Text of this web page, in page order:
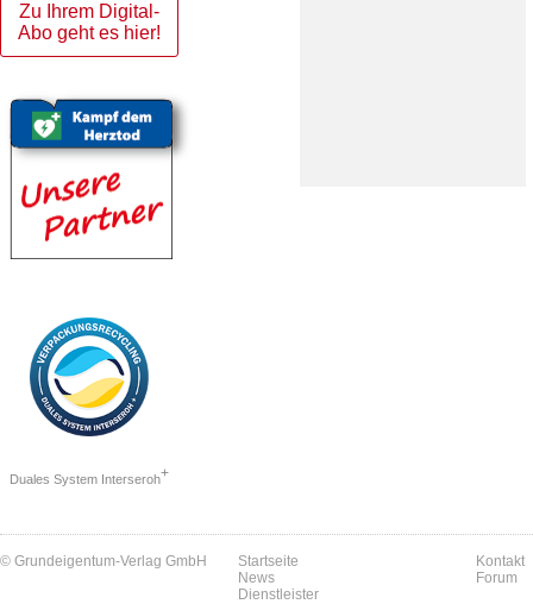
Zu Ihrem Digital-
Abo geht es hier!
Duales System Interseroh+
© Grundeigentum-Verlag GmbH
Startseite
News
Dienstleister
Kontakt
Forum